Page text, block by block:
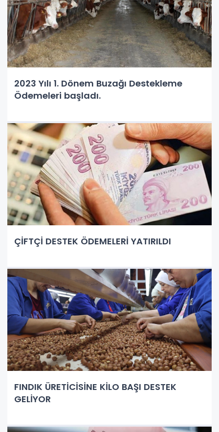
2023 Yılı 1. Dönem Buzağı Destekleme
Ödemeleri başladı.
ÇİFTÇİ DESTEK ÖDEMELERİ YATIRILDI
FINDIK ÜRETİCİSİNE KİLO BAŞI DESTEK
GELİYOR